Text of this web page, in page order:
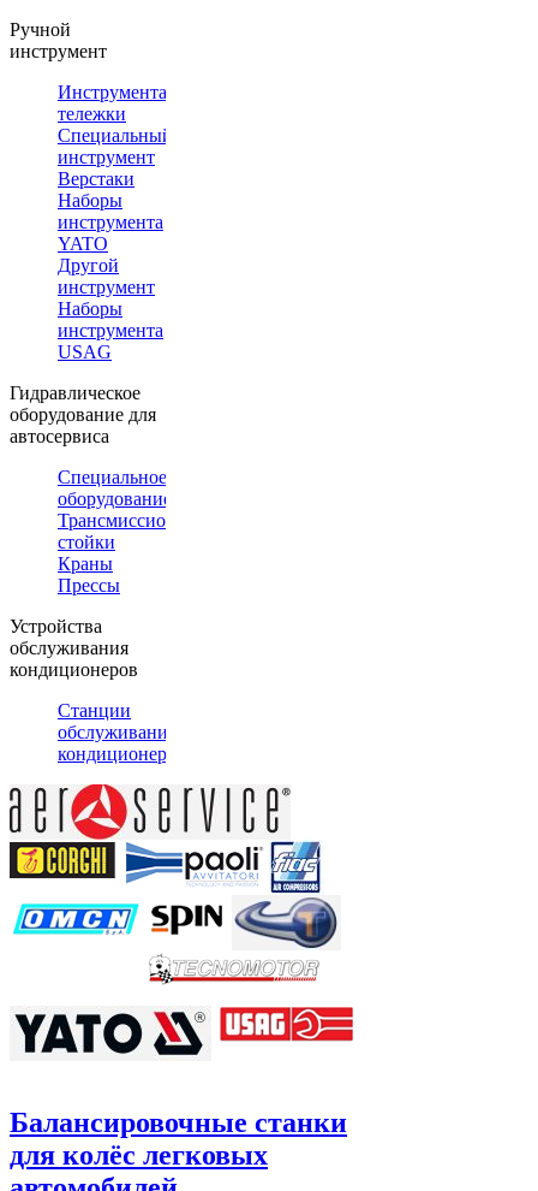
Ручной
инструмент
Инструментальные
тележки
Специальный
инструмент
Верстаки
Наборы
инструмента
YATO
Другой
инструмент
Наборы
инструмента
USAG
Гидравлическое
оборудование для
автосервиса
Специальное
оборудование
Трансмиссионные
стойки
Краны
Прессы
Устройства
обслуживания
кондиционеров
Станции
обслуживания
кондиционеров
Балансировочные станки
для колёс легковых